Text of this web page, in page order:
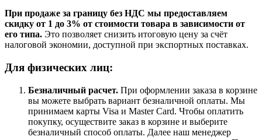
При продаже за границу без НДС мы предоставляем
скидку от 1 до 3% от стоимости товара в зависимости от
его типа. Это позволяет снизить итоговую цену за счёт
налоговой экономии, доступной при экспортных поставках.
Для физических лиц:
Безналичный расчет. При оформлении заказа в корзине
вы можете выбрать вариант безналичной оплаты. Мы
принимаем карты Visa и Master Card. Чтобы оплатить
покупку, осуществите заказ в корзине и выберите
безналичный способ оплаты. Далее наш менеджер